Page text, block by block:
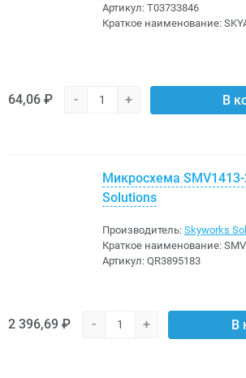
Артикул: Т03733846
Краткое наименование:
64,06 ₽ - + В
Микросхема
Solutions
Производитель: Skyworks
Краткое наименование:
Артикул: QR3895183
2 396,69 ₽ - + В